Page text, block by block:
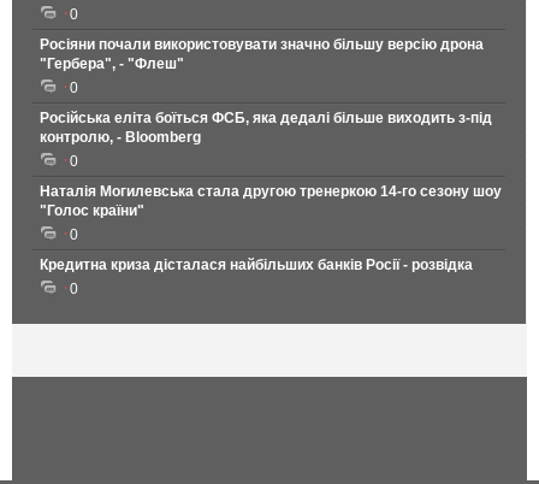
0
Росіяни почали використовувати значно більшу версію дрона
"Гербера", - "Флеш"
0
Російська еліта боїться ФСБ, яка дедалі більше виходить з-під
контролю, - Bloomberg
0
Наталія Могилевська стала другою тренеркою 14-го сезону шоу
"Голос країни"
0
Кредитна криза дісталася найбільших банків Росії - розвідка
0